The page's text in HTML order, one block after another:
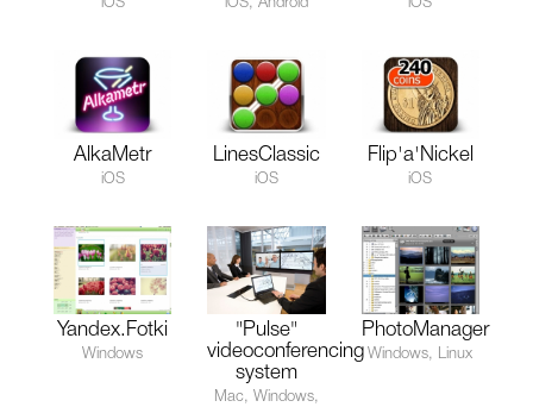
iOS iOS, Android iOS
AlkaMetr
iOS
LinesClassic
iOS
Flip'a'Nickel
iOS
Yandex.Fotki
Windows
"Pulse"
videoconferencing
system
Mac, Windows,
PhotoManager
Windows, Linux